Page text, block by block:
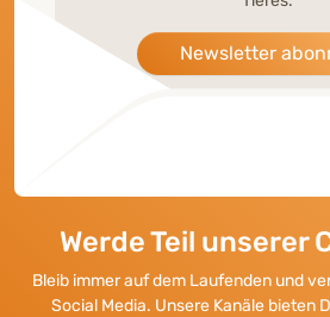
Newsletter
Werde Teil unserer
Bleib immer auf dem Laufenden und
Social Media. Unsere Kanäle bieten